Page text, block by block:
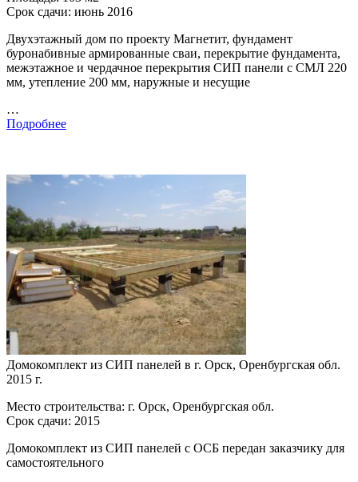
Срок сдачи: июнь 2016
Двухэтажный дом по проекту Магнетит, фундамент
буронабивные армированные сваи, перекрытие фундамента,
межэтажное и чердачное перекрытия СИП панели с СМЛ 220
мм, утепление 200 мм, наружные и несущие
…
Подробнее
Домокомплект из СИП панелей в г. Орск, Оренбургская обл.
2015 г.
Место строительства: г. Орск, Оренбургская обл.
Срок сдачи: 2015
Домокомплект из СИП панелей с ОСБ передан заказчику для
самостоятельного